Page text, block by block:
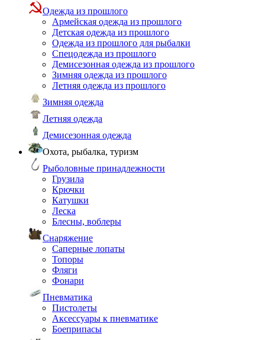
Одежда из прошлого
Армейская одежда из прошлого
Детская одежда из прошлого
Одежда из прошлого для рыбалки
Спецодежда из прошлого
Демисезонная одежда из прошлого
Зимняя одежда из прошлого
Летняя одежда из прошлого
Зимняя одежда
Летняя одежда
Демисезонная одежда
Охота, рыбалка, туризм
Рыболовные принадлежности
Грузила
Крючки
Катушки
Леска
Блесны, воблеры
Снаряжение
Саперные лопаты
Топоры
Фляги
Фонари
Пневматика
Пистолеты
Аксессуары к пневматике
Боеприпасы